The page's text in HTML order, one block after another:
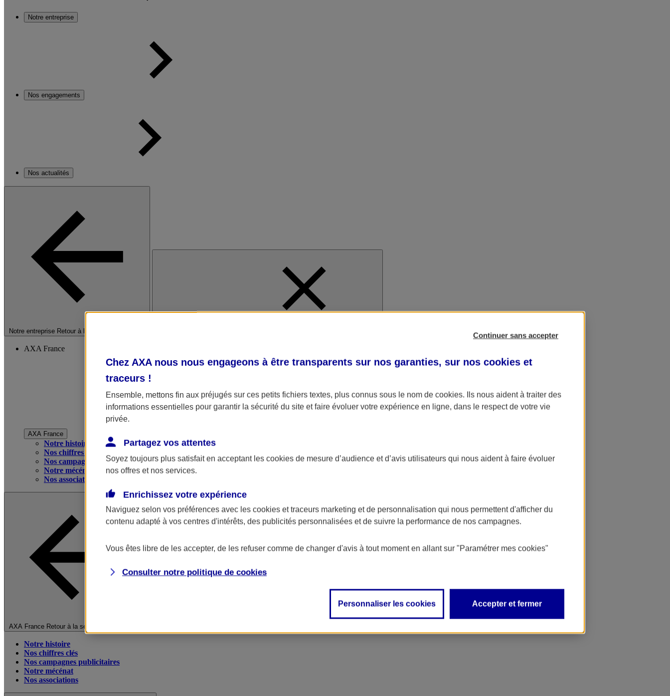
Notre entreprise
Nos engagements
Nos actualités
Notre entreprise Retour à la section précédente
AXA France
AXA France
Notre histoire
Nos chiffres clés
Nos campagnes publicitaires
Notre mécénat
Nos associations
AXA France Retour à la section précédente
Notre histoire
Nos chiffres clés
Nos campagnes publicitaires
Notre mécénat
Nos associations
Continuer sans accepter
Chez AXA nous nous engageons à être transparents sur nos garanties, sur nos cookies et
traceurs !
Ensemble, mettons fin aux préjugés sur ces petits fichiers textes, plus connus sous le nom de cookies. Ils nous aident à traiter des
informations essentielles pour garantir la sécurité du site et faire évoluer votre expérience en ligne, dans le respect de votre vie
privée.
Partagez vos attentes
Soyez toujours plus satisfait en acceptant les cookies de mesure d’audience et d’avis utilisateurs qui nous aident à faire évoluer
nos offres et nos services.
Enrichissez votre expérience
Naviguez selon vos préférences avec les cookies et traceurs marketing et de personnalisation qui nous permettent d'afficher du
contenu adapté à vos centres d'intérêts, des publicités personnalisées et de suivre la performance de nos campagnes.
Vous êtes libre de les accepter, de les refuser comme de changer d'avis à tout moment en allant sur "Paramétrer mes cookies"
Consulter notre politique de cookies
Personnaliser les cookies Accepter et fermer